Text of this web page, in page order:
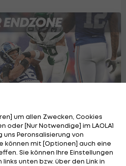
New Yorker Punt-
um allen Zwecken, Cookies
oder [Nur Notwendige] im LAOLA1
uns Peronsalisierung von
können mit [Optionen] auch eine
Sie können Ihre Einstellungen
unten bzw. über den Link in